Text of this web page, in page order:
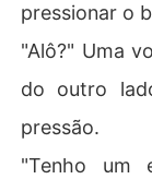
pressionar o
"Alô?" Uma
do outro
pressão.
"Tenho um